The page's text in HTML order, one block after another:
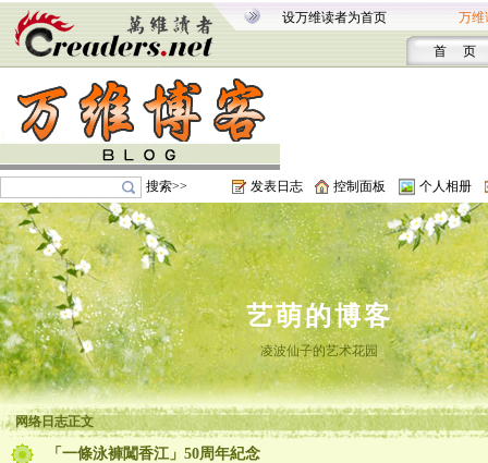
设万维读者为首页 万维
首 页
搜索>> 发表日志 控制面板 个人相册
艺萌的博客
凌波仙子的艺术花园
网络日志正文
「一條泳褲闖香江」50周年紀念